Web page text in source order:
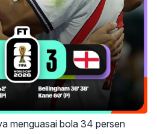
menguasai bola 34 persen